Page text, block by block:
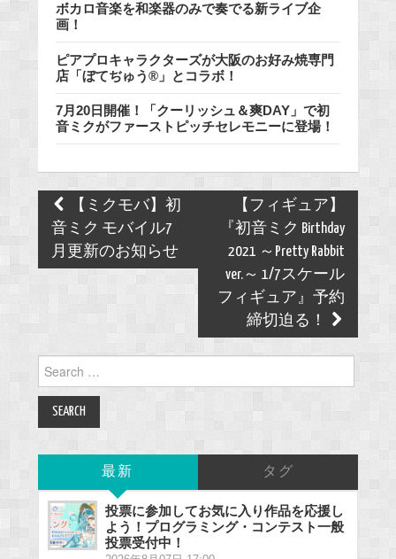
ボカロ音楽を和楽器のみで奏でる新ライブ企
画！
ピアプロキャラクターズが大阪のお好み焼専門
店「ぼてぢゅう®」とコラボ！
7月20日開催！「クーリッシュ＆爽DAY」で初
音ミクがファーストピッチセレモニーに登場！
Post
navigation
【ミクモバ】初
音ミク モバイル7
月更新のお知らせ
【フィギュア】
『初音ミク Birthday
2021 ～Pretty Rabbit
ver.～ 1/7スケール
フィギュア』予約
締切迫る！
for:
最新 タグ
投票に参加してお気に入り作品を応援し
よう！プログラミング・コンテスト一般
投票受付中！